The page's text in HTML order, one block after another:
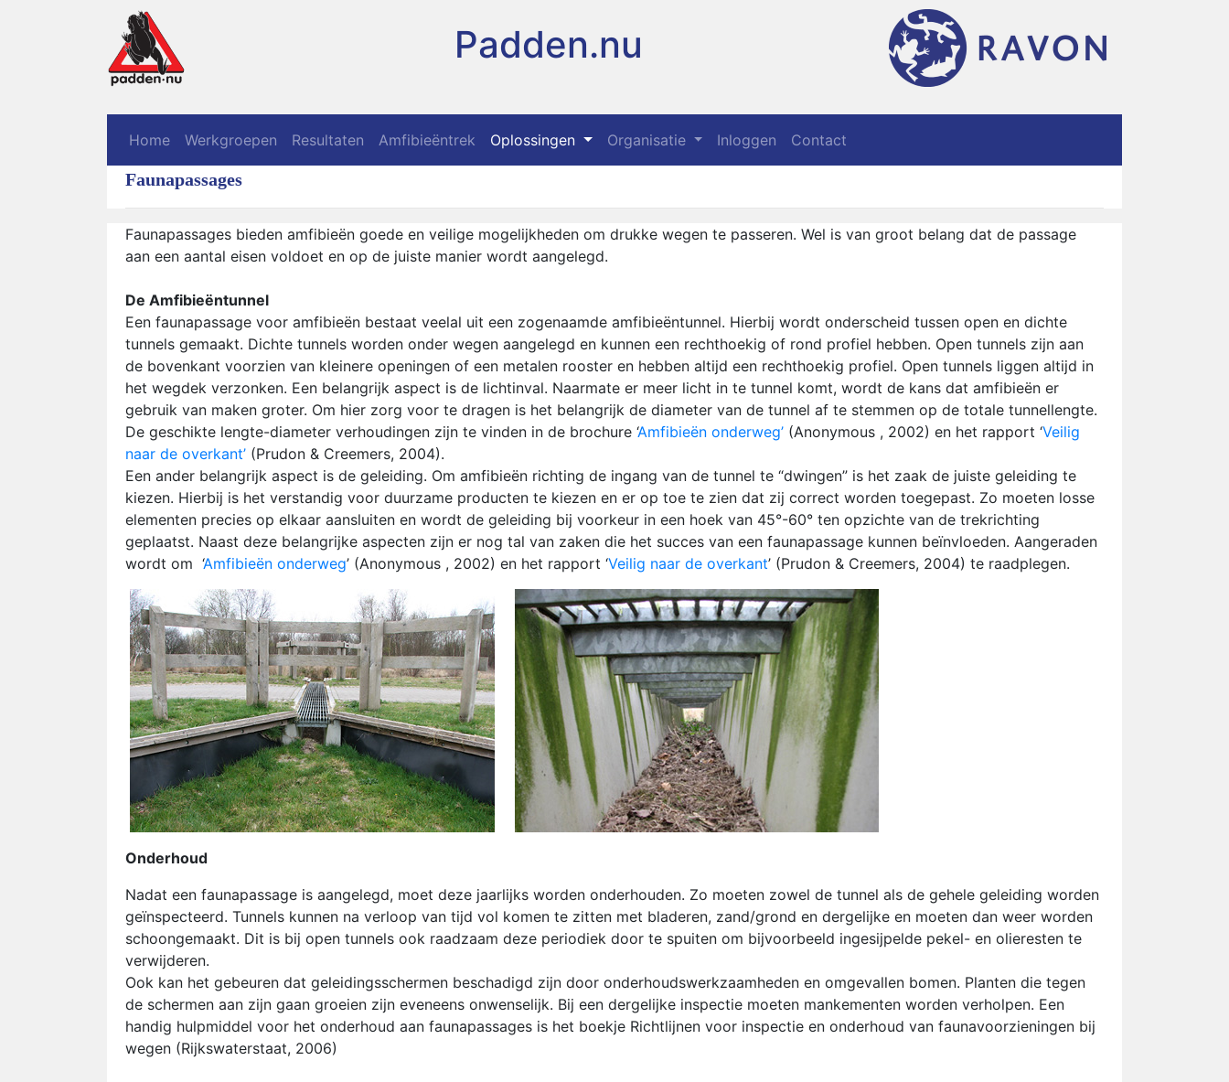
Padden.nu
Home Werkgroepen Resultaten Amfibieëntrek Oplossingen Organisatie Inloggen Contact
Faunapassages
Faunapassages bieden amfibieën goede en veilige mogelijkheden om drukke wegen te passeren. Wel is van groot belang dat de passage
aan een aantal eisen voldoet en op de juiste manier wordt aangelegd.
De Amfibieëntunnel
Een faunapassage voor amfibieën bestaat veelal uit een zogenaamde amfibieëntunnel. Hierbij wordt onderscheid tussen open en dichte
tunnels gemaakt. Dichte tunnels worden onder wegen aangelegd en kunnen een rechthoekig of rond profiel hebben. Open tunnels zijn aan
de bovenkant voorzien van kleinere openingen of een metalen rooster en hebben altijd een rechthoekig profiel. Open tunnels liggen altijd in
het wegdek verzonken. Een belangrijk aspect is de lichtinval. Naarmate er meer licht in te tunnel komt, wordt de kans dat amfibieën er
gebruik van maken groter. Om hier zorg voor te dragen is het belangrijk de diameter van de tunnel af te stemmen op de totale tunnellengte.
De geschikte lengte-diameter verhoudingen zijn te vinden in de brochure ‘Amfibieën onderweg’ (Anonymous , 2002) en het rapport ‘Veilig
naar de overkant’ (Prudon & Creemers, 2004).
Een ander belangrijk aspect is de geleiding. Om amfibieën richting de ingang van de tunnel te “dwingen” is het zaak de juiste geleiding te
kiezen. Hierbij is het verstandig voor duurzame producten te kiezen en er op toe te zien dat zij correct worden toegepast. Zo moeten losse
elementen precies op elkaar aansluiten en wordt de geleiding bij voorkeur in een hoek van 45°-60° ten opzichte van de trekrichting
geplaatst. Naast deze belangrijke aspecten zijn er nog tal van zaken die het succes van een faunapassage kunnen beïnvloeden. Aangeraden
wordt om ‘Amfibieën onderweg’ (Anonymous , 2002) en het rapport ‘Veilig naar de overkant’ (Prudon & Creemers, 2004) te raadplegen.
Onderhoud
Nadat een faunapassage is aangelegd, moet deze jaarlijks worden onderhouden. Zo moeten zowel de tunnel als de gehele geleiding worden
geïnspecteerd. Tunnels kunnen na verloop van tijd vol komen te zitten met bladeren, zand/grond en dergelijke en moeten dan weer worden
schoongemaakt. Dit is bij open tunnels ook raadzaam deze periodiek door te spuiten om bijvoorbeeld ingesijpelde pekel- en olieresten te
verwijderen.
Ook kan het gebeuren dat geleidingsschermen beschadigd zijn door onderhoudswerkzaamheden en omgevallen bomen. Planten die tegen
de schermen aan zijn gaan groeien zijn eveneens onwenselijk. Bij een dergelijke inspectie moeten mankementen worden verholpen. Een
handig hulpmiddel voor het onderhoud aan faunapassages is het boekje Richtlijnen voor inspectie en onderhoud van faunavoorzieningen bij
wegen (Rijkswaterstaat, 2006)